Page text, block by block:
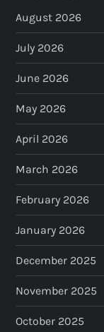
August 2026
July 2026
June 2026
May 2026
April 2026
March 2026
February 2026
January 2026
December 2025
November 2025
October 2025